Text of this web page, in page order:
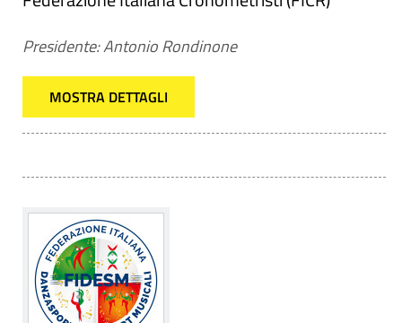
Presidente: Antonio Rondinone
MOSTRA DETTAGLI